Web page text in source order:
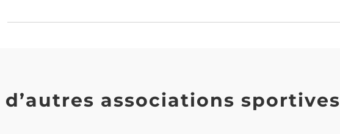
d’autres associations sportives